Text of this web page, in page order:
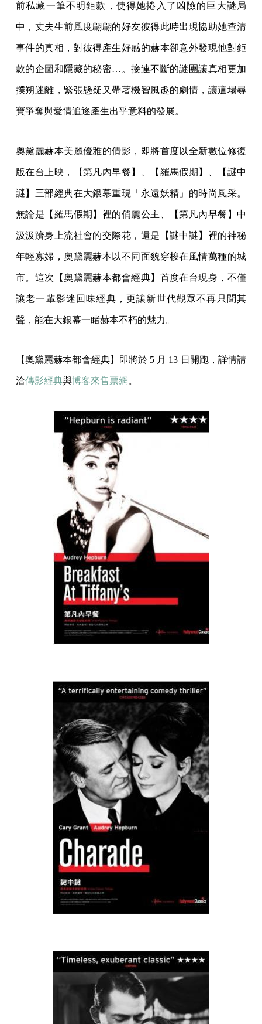
前私藏一筆不明鉅款，使得她捲入了凶險的巨大謎局
中，丈夫生前風度翩翩的好友彼得此時出現協助她查清
事件的真相，對彼得產生好感的赫本卻意外發現他對鉅
款的企圖和隱藏的秘密…。接連不斷的謎團讓真相更加
撲朔迷離，緊張懸疑又帶著機智風趣的劇情，讓這場尋
寶爭奪與愛情追逐產生出乎意料的發展。
奧黛麗赫本美麗優雅的倩影，即將首度以全新數位修復
版在台上映，【第凡內早餐】、【羅馬假期】、【謎中
謎】三部經典在大銀幕重現「永遠妖精」的時尚風采。
無論是【羅馬假期】裡的俏麗公主、【第凡內早餐】中
汲汲躋身上流社會的交際花，還是【謎中謎】裡的神秘
年輕寡婦，奧黛麗赫本以不同面貌穿梭在風情萬種的城
市。這次【奧黛麗赫本都會經典】首度在台現身，不僅
讓老一輩影迷回味經典，更讓新世代觀眾不再只聞其
聲，能在大銀幕一睹赫本不朽的魅力。
【奧黛麗赫本都會經典】即將於 5 月 13 日開跑，詳情請
洽傳影經典與博客來售票網 。